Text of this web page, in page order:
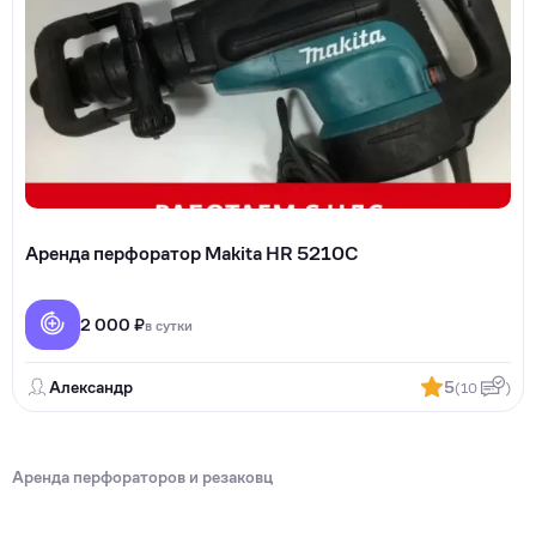
Аренда перфоратор Makita HR 5210C
2 000 ₽в сутки
Александр 5(10 )
Аренда перфораторов и резаковц